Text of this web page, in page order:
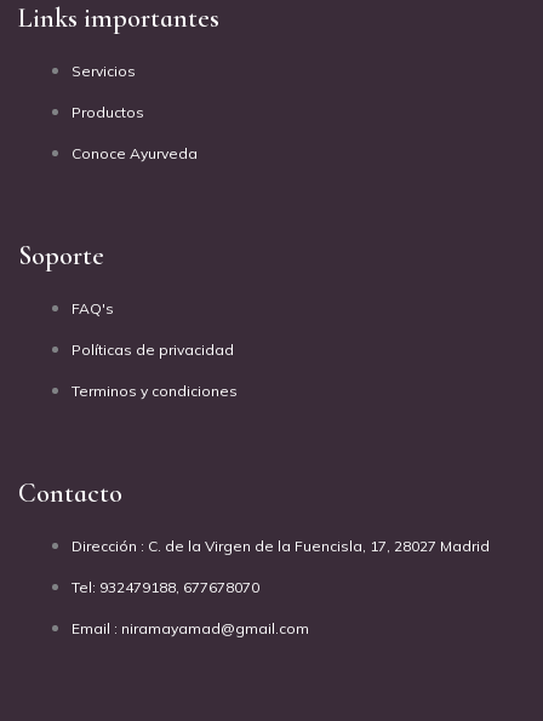
Links importantes
Servicios
Productos
Conoce Ayurveda
Soporte
FAQ's
Políticas de privacidad
Terminos y condiciones
Contacto
Dirección : C. de la Virgen de la Fuencisla, 17, 28027 Madrid
Tel: 932479188, 677678070
Email : niramayamad@gmail.com